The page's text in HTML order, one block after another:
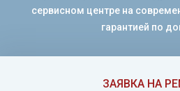
ЗАЯВКА НА
сервисном центре на
гарантией по